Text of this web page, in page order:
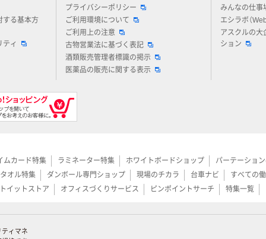
する基本方
ティ
プライバシーポリシー
ご利用環境について
ご利用上の注意
古物営業法に基づく表記
酒類販売管理者標識の掲示
医薬品の販売に関する表示
みんなの仕事
エシラボ（
アスクルの大
ション
ムカード特集 ラミネーター特集 ホワイトボードショップ
パーテーショ
タオル特集
ダンボール専門ショップ 現場のチカラ 台車ナビ
すべての
イットストア
オフィスづくりサービス ピンポイントサーチ 特集一覧
ィマネ